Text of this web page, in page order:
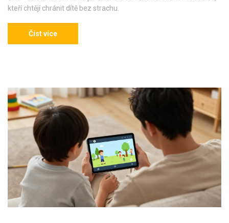
kteří chtějí chránit dítě bez strachu.
Číst více